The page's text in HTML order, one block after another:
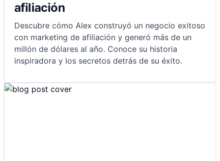
afiliación
Descubre cómo Alex construyó un negocio exitoso
con marketing de afiliación y generó más de un
millón de dólares al año. Conoce su historia
inspiradora y los secretos detrás de su éxito.